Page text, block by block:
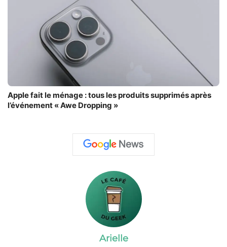
Apple fait le ménage : tous les produits supprimés après
l’événement « Awe Dropping »
Arielle